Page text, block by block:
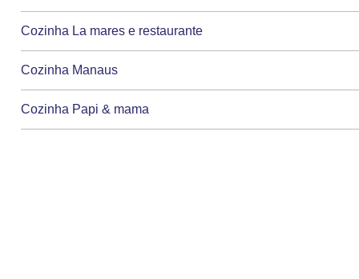
Cozinha La mares e restaurante
Cozinha Manaus
Cozinha Papi & mama